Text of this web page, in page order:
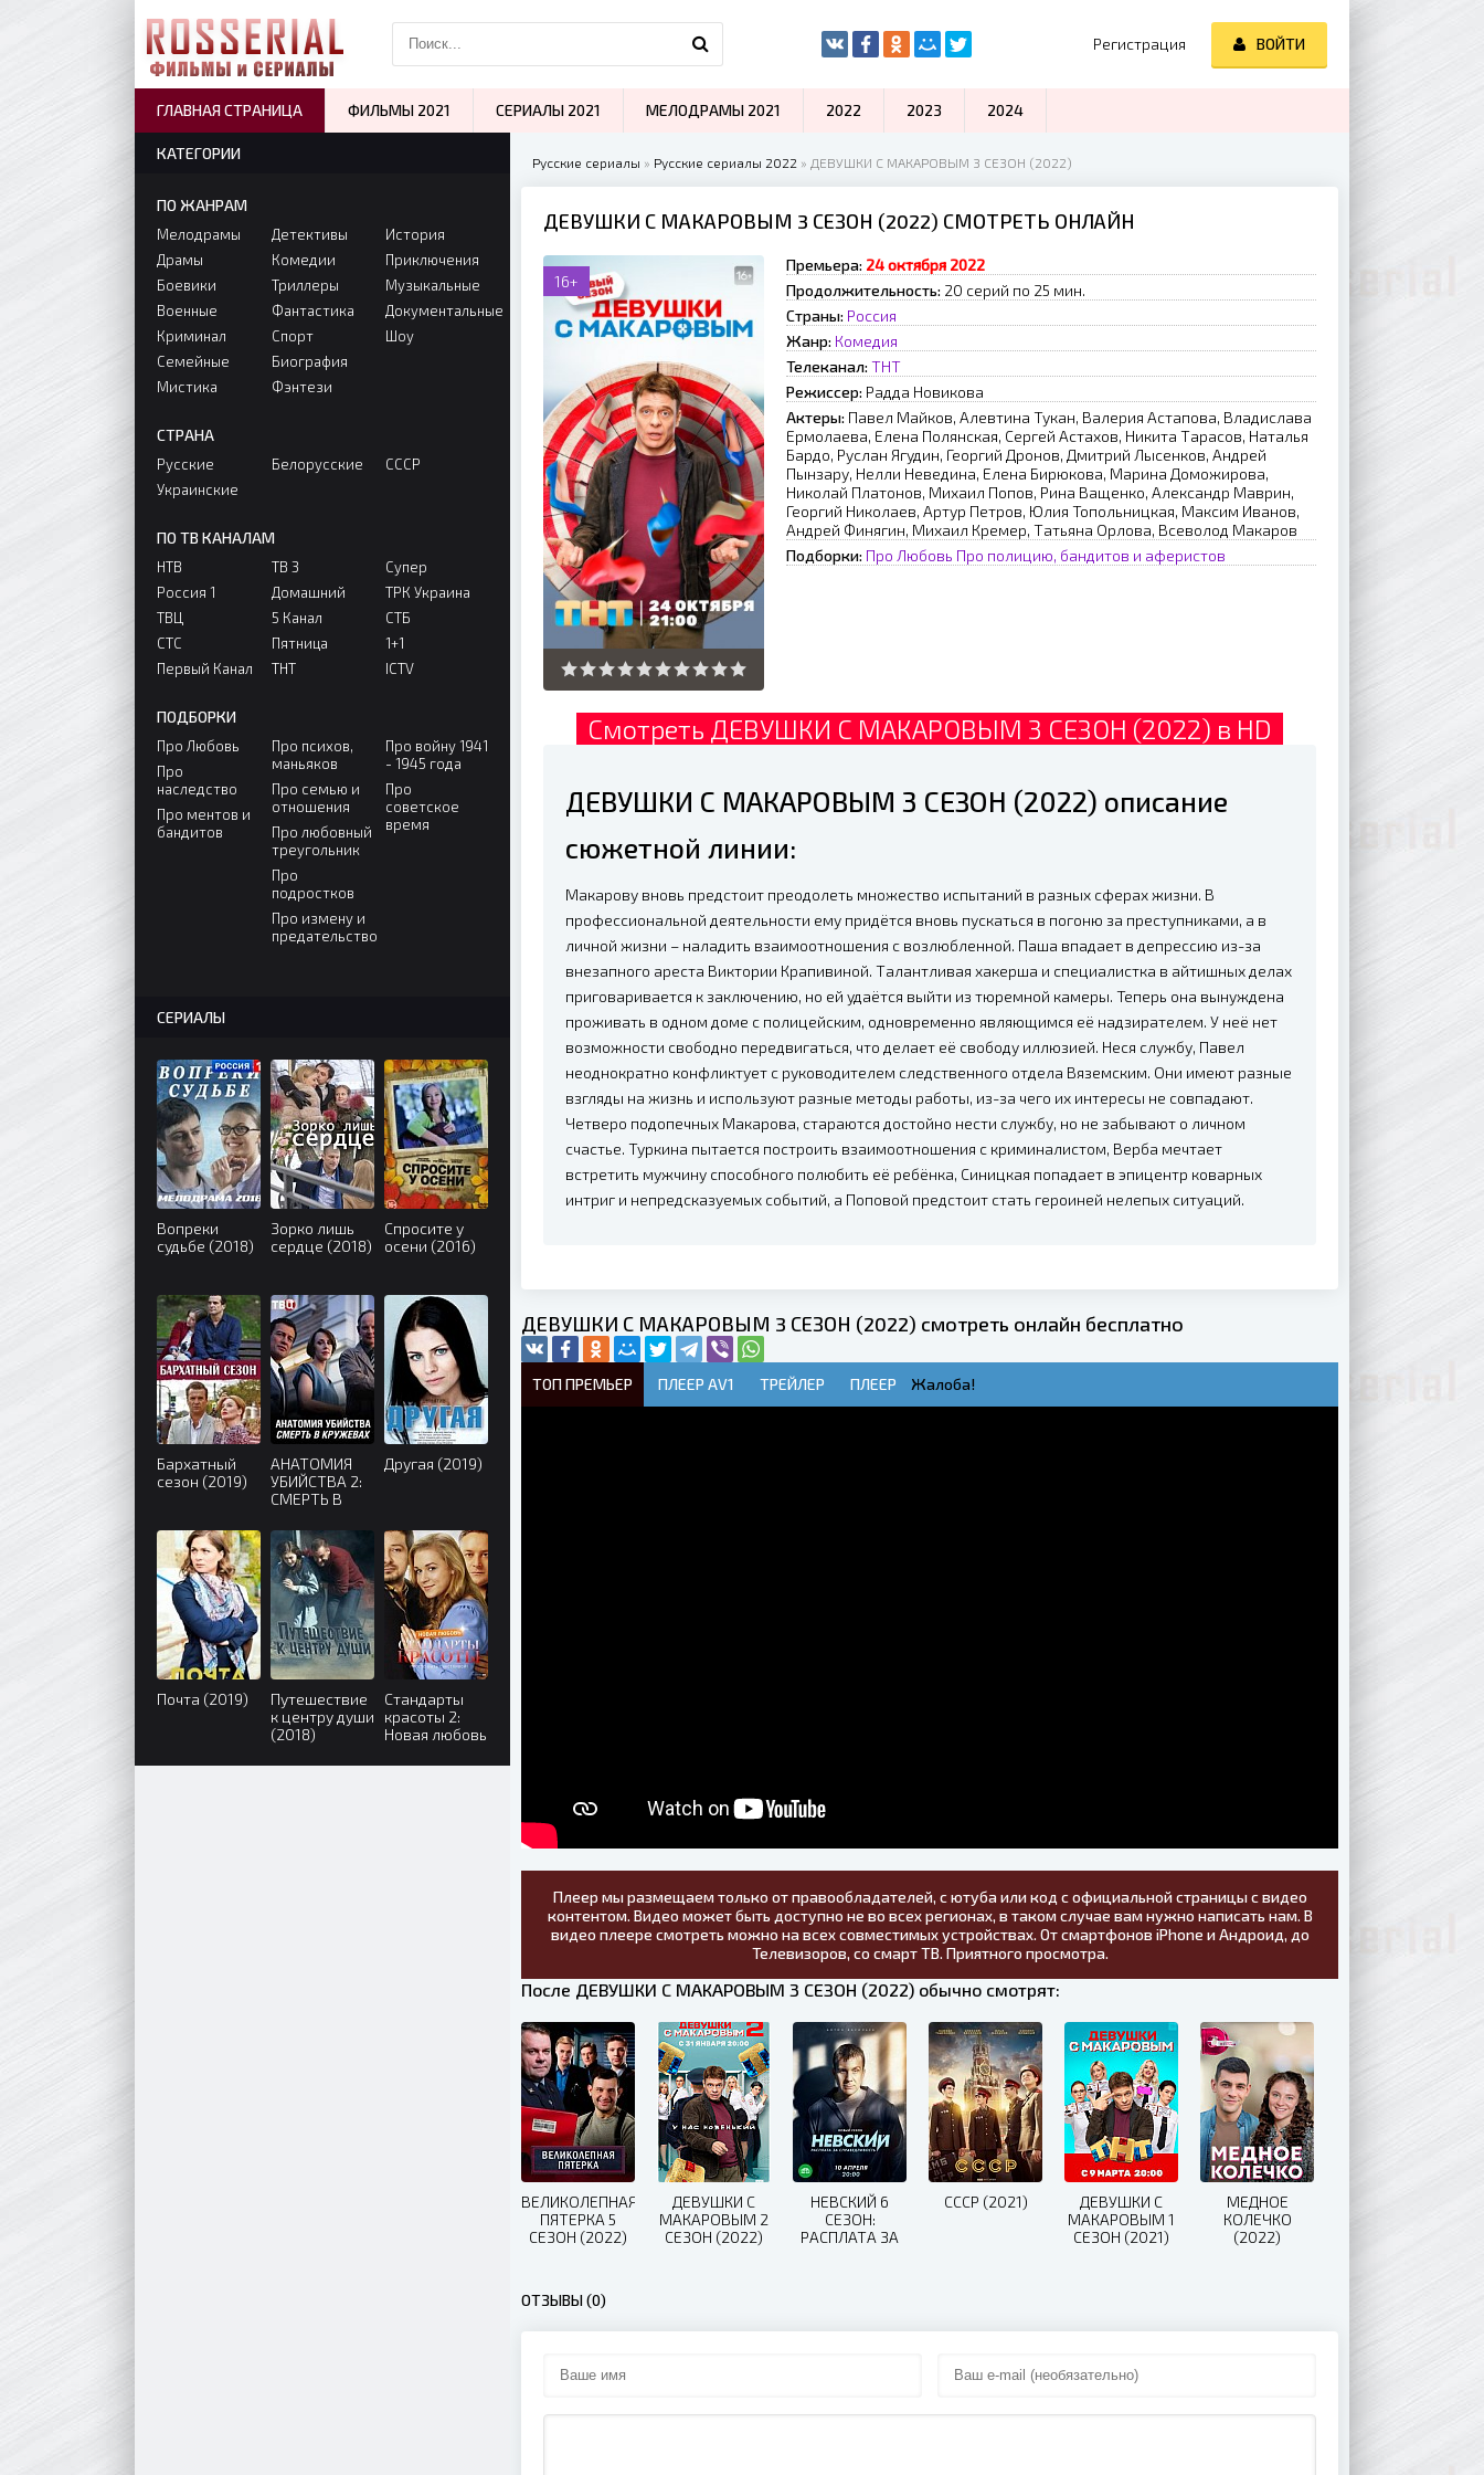
Русские сериалы » Русские сериалы 2022 » ДЕВУШКИ С МАКАРОВЫМ 3 СЕЗОН (2022)
ДЕВУШКИ С МАКАРОВЫМ 3 СЕЗОН (2022) СМОТРЕТЬ ОНЛАЙН
16+
Премьера: 24 октября 2022
Продолжительность: 20 серий по 25 мин.
Страны: Россия
Жанр: Комедия
Телеканал: ТНТ
Режиссер: Радда Новикова
Актеры: Павел Майков, Алевтина Тукан, Валерия Астапова, Владислава
Ермолаева, Елена Полянская, Сергей Астахов, Никита Тарасов, Наталья
Бардо, Руслан Ягудин, Георгий Дронов, Дмитрий Лысенков, Андрей
Пынзару, Нелли Неведина, Елена Бирюкова, Марина Доможирова,
Николай Платонов, Михаил Попов, Рина Ващенко, Александр Маврин,
Георгий Николаев, Артур Петров, Юлия Топольницкая, Максим Иванов,
Андрей Финягин, Михаил Кремер, Татьяна Орлова, Всеволод Макаров
Подборки: Про Любовь Про полицию, бандитов и аферистов
Смотреть ДЕВУШКИ С МАКАРОВЫМ 3 СЕЗОН (2022) в HD
ДЕВУШКИ С МАКАРОВЫМ 3 СЕЗОН (2022) описание
сюжетной линии:
Макарову вновь предстоит преодолеть множество испытаний в разных сферах жизни. В
профессиональной деятельности ему придётся вновь пускаться в погоню за преступниками, а в
личной жизни – наладить взаимоотношения с возлюбленной. Паша впадает в депрессию из-за
внезапного ареста Виктории Крапивиной. Талантливая хакерша и специалистка в айтишных делах
приговаривается к заключению, но ей удаётся выйти из тюремной камеры. Теперь она вынуждена
проживать в одном доме с полицейским, одновременно являющимся её надзирателем. У неё нет
возможности свободно передвигаться, что делает её свободу иллюзией. Неся службу, Павел
неоднократно конфликтует с руководителем следственного отдела Вяземским. Они имеют разные
взгляды на жизнь и используют разные методы работы, из-за чего их интересы не совпадают.
Четверо подопечных Макарова, стараются достойно нести службу, но не забывают о личном
счастье. Туркина пытается построить взаимоотношения с криминалистом, Верба мечтает
встретить мужчину способного полюбить её ребёнка, Синицкая попадает в эпицентр коварных
интриг и непредсказуемых событий, а Поповой предстоит стать героиней нелепых ситуаций.
ДЕВУШКИ С МАКАРОВЫМ 3 СЕЗОН (2022) смотреть онлайн бесплатно
ТОП ПРЕМЬЕР ПЛЕЕР AV1 ТРЕЙЛЕР ПЛЕЕР Жалоба!
Плеер мы размещаем только от правообладателей, с ютуба или код с официальной страницы с видео
контентом. Видео может быть доступно не во всех регионах, в таком случае вам нужно написать нам. В
видео плеере смотреть можно на всех совместимых устройствах. От смартфонов iPhone и Андроид, до
Телевизоров, со смарт ТВ. Приятного просмотра.
После ДЕВУШКИ С МАКАРОВЫМ 3 СЕЗОН (2022) обычно смотрят:
ВЕЛИКОЛЕПНАЯ
ПЯТЕРКА 5
СЕЗОН (2022)
ДЕВУШКИ С
МАКАРОВЫМ 2
СЕЗОН (2022)
НЕВСКИЙ 6
СЕЗОН:
РАСПЛАТА ЗА
СССР (2021)
ДЕВУШКИ С
МАКАРОВЫМ 1
СЕЗОН (2021)
МЕДНОЕ
КОЛЕЧКО
(2022)
ОТЗЫВЫ (0)
КАТЕГОРИИ
ПО ЖАНРАМ
Мелодрамы
Драмы
Боевики
Военные
Криминал
Семейные
Мистика
Детективы
Комедии
Триллеры
Фантастика
Спорт
Биография
Фэнтези
История
Приключения
Музыкальные
Документальные
Шоу
СТРАНА
Русские
Украинские
Белорусские СССР
ПО ТВ КАНАЛАМ
НТВ
Россия 1
ТВЦ
СТС
Первый Канал
ТВ 3
Домашний
5 Канал
Пятница
ТНТ
Супер
ТРК Украина
СТБ
1+1
ICTV
ПОДБОРКИ
Про Любовь
Про
наследство
Про ментов и
бандитов
Про психов,
маньяков
Про семью и
отношения
Про любовный
треугольник
Про
подростков
Про измену и
предательство
Про войну 1941
- 1945 года
Про
советское
время
СЕРИАЛЫ
Вопреки
судьбе (2018)
Зорко лишь
сердце (2018)
Спросите у
осени (2016)
Бархатный
сезон (2019)
АНАТОМИЯ
УБИЙСТВА 2:
СМЕРТЬ В
(2019)
Другая (2019)
Почта (2019)
Путешествие
к центру души
(2018)
Стандарты
красоты 2:
Новая любовь
Регистрация ВОЙТИ
ГЛАВНАЯ СТРАНИЦА ФИЛЬМЫ 2021 СЕРИАЛЫ 2021 МЕЛОДРАМЫ 2021 2022 2023 2024